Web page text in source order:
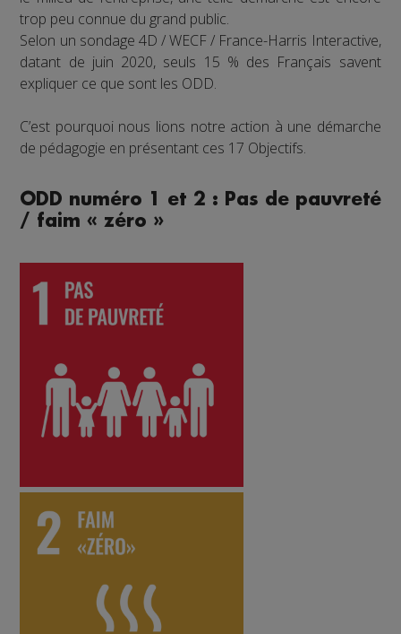
trop peu connue du grand public.
Selon un sondage 4D / WECF / France-Harris Interactive,
datant de juin 2020, seuls 15 % des Français savent
expliquer ce que sont les ODD.
C’est pourquoi nous lions notre action à une démarche
de pédagogie en présentant ces 17 Objectifs.
ODD numéro 1 et 2 : Pas de pauvreté
/ faim « zéro »